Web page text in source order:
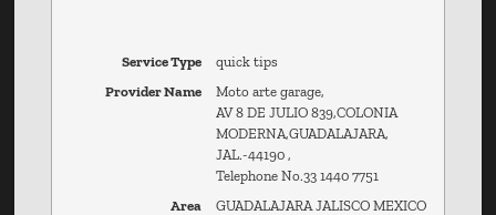
Service Type
quick tips
Provider Name
Moto arte garage,
AV 8 DE JULIO 839,COLONIA
MODERNA,GUADALAJARA,
JAL.-44190 ,
Telephone No.33 1440 7751
Area
GUADALAJARA JALISCO MEXICO